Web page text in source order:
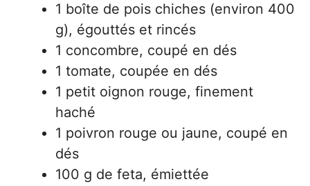
1 boîte de pois chiches (environ 400
g), égouttés et rincés
1 concombre, coupé en dés
1 tomate, coupée en dés
1 petit oignon rouge, finement
haché
1 poivron rouge ou jaune, coupé en
dés
100 g de feta, émiettée